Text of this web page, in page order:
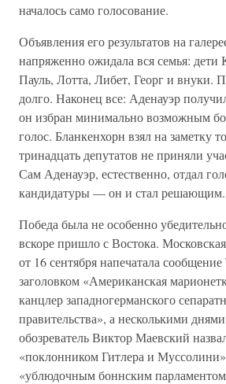
началось само голосование.
Объявления его результатов на
напряженно ожидала вся семья:
Пауль, Лотта, Либет, Георг и внуки.
долго. Наконец все: Аденауэр
он избран минимально возможным
голос. Бланкенхорн взял на заметку
тринадцать депутатов не приняли
Сам Аденауэр, естественно, отдал
кандидатуры — он и стал решающим.
Победа была не особенно
вскоре пришло с Востока.
от 16 сентября напечатала
заголовком «Американская
канцлер западногерманского
правительства», а несколькими
обозреватель Виктор Маевский
«поклонником Гитлера и
«ублюдочным боннским